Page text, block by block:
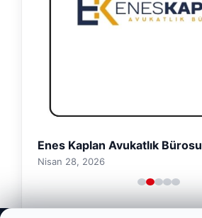
Enes Kaplan Avukatlık Bürosu
Nisan 28, 2026